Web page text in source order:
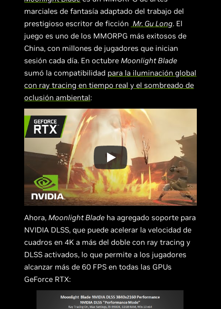
marciales de fantasía adaptado del trabajo del
prestigioso escritor de ficción Mr. Gu Long. El
juego es uno de los MMORPG más exitosos de
China, con millones de jugadores que inician
sesión cada día. En octubreMoonlight Blade
sumó la compatibilidad para la iluminación global
con ray tracing en tiempo real y el sombreado de
oclusión ambiental:
Ahora, Moonlight Blade ha agregado soporte para
NVIDIA DLSS, que puede acelerar la velocidad de
cuadros en 4K a más del doble con ray tracing y
DLSS activados, lo que permite a los jugadores
alcanzar más de 60 FPS en todas las GPUs
GeForce RTX: